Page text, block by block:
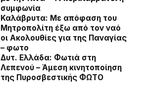
συμφωνία
Καλάβρυτα: Με απόφαση του
Μητροπολίτη έξω από τον ναό
οι Ακολουθίες για της Παναγίας
– φωτο
Δυτ. Ελλάδα: Φωτιά στη
Λεπενού – Άμεση κινητοποίηση
της Πυροσβεστικής ΦΩΤΟ